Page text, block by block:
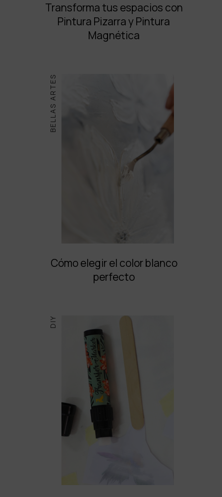
Transforma tus espacios con
Pintura Pizarra y Pintura
Magnética
BELLAS ARTES
Cómo elegir el color blanco
perfecto
DIY